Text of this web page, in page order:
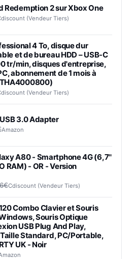
Redemption 2 sur Xbox One
(Vendeur Tiers)
4 To, disque dur
et de bureau HDD – USB-C
tr/min, disques d'entreprise,
abonnement de 1 mois à
(Vendeur Tiers)
3.0 Adapter
Amazon
A80 - Smartphone 4G (6,7''
RAM) - OR - Version
Cdiscount (Vendeur Tiers)
Combo Clavier et Souris
Souris Optique
USB Plug And Play,
Standard, PC/Portable,
UK - Noir